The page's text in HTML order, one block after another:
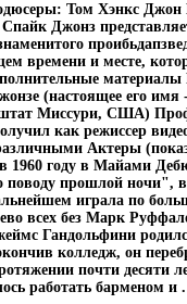
Том Хэнкс Джон
Джонз
времени и месте,
(настоящее его
Миссури, США)
как режиссер
Актеры
1960 году в Майами
прошлой ночи",
играла по
всех без Марк
Гандольфини
колледж, он
почти десяти
работать барменом и .